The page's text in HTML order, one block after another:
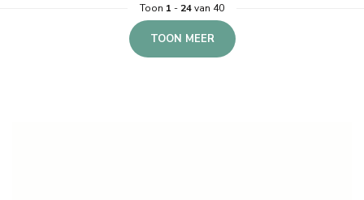
Toon 1 - 24van 40
TOON MEER